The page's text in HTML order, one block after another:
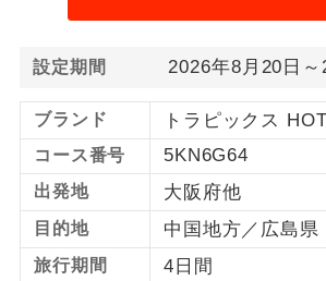
設定期間 2026年8月20日～
ブランド トラピックス HOT
コース番号 5KN6G64
出発地 大阪府他
目的地 中国地方／広島県
旅行期間 4日間
1名様1室同代
金
1名様1室利用でも
コースです。
ご夫婦限定
ご夫婦限定でご参加
す。
女性限定
女性限定でご参加い
す。